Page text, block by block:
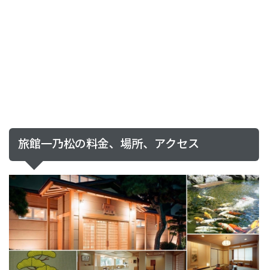
旅館一乃松の料金、場所、アクセス